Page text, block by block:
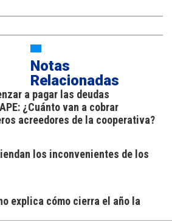
Notas
Relacionadas
a pagar las deudas
¿Cuánto van a cobrar
acreedores de la cooperativa?
los inconvenientes de los
explica cómo cierra el año la